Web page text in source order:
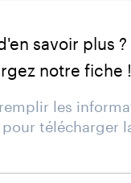
savoir plus ?
notre fiche !
les
télécharger